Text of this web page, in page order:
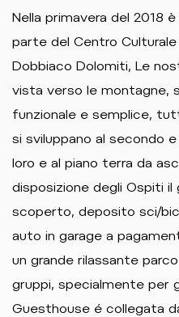
Nella primavera del 2018
parte del Centro
Dobbiaco Dolomiti, Le
vista verso le montagne,
funzionale e semplice,
si sviluppano al secondo
loro e al piano terra da
disposizione degli Ospiti
scoperto, deposito sci/
auto in garage a
un grande rilassante
gruppi, specialmente per
Guesthouse é collegata